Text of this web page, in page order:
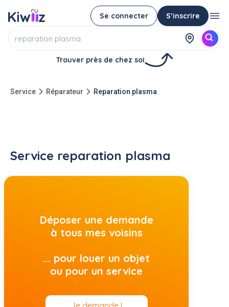
Se connecter S’inscrire
Trouver près de chez soi
Service Réparateur Reparation plasma
Service reparation plasma
Déposer une demande
à tous mes voisins
... pour louer un objet
ou pour un service